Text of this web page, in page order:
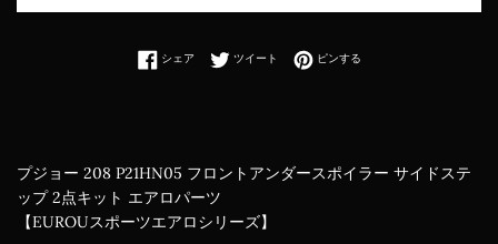
シェアFacebookでシェアする
ツイート Twitterに投稿する
ピンするPinterestでピンする
プジョー 208 P21HN05 フロントアンダースポイラー サイドステ
ップ 2点キット エアロパーツ
【EUROUスポーツエアロシリーズ】